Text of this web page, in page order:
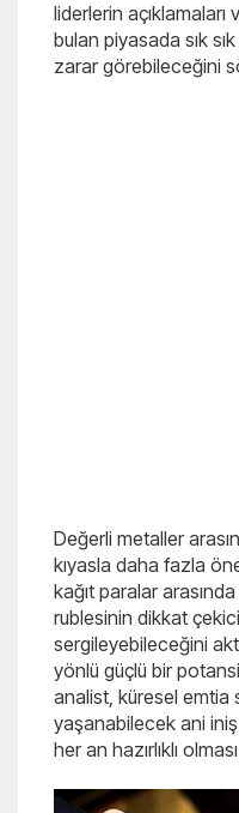
liderlerin
bulan piyasada sık
zarar görebileceğini
Değerli metaller
kıyasla daha fazla
kağıt paralar
rublesinin dikkat
sergileyebileceğini
yönlü güçlü bir
analist, küresel emtia
yaşanabilecek ani iniş
her an hazırlıklı